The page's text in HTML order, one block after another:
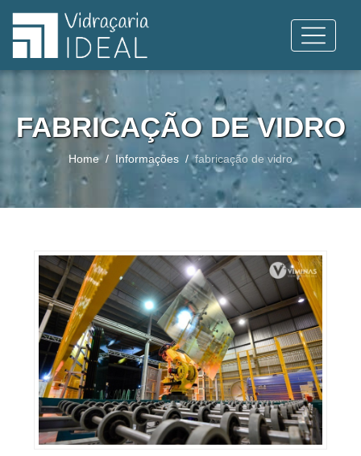
FABRICAÇÃO DE VIDRO
Home Informações fabricação de vidro